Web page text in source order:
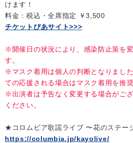
けます！
料金：税込・全席指定 ￥3,500
チケットぴあサイト>>>
※開催日の状況により、感染防止策を
す。
※マスク着用は個人の判断となりまし
ての応援される場合はマスク着用を推奨
※出演者は予告なく変更する場合がご
ください。
★コロムビア歌謡ライブ 〜花のステー
https://columbia.jp/kayolive/